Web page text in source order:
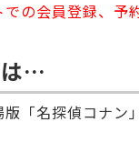
の会員登録、予
は…
版「名探偵コナ